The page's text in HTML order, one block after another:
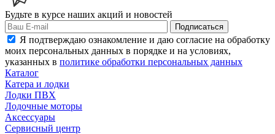
Будьте в курсе наших акций и новостей
Подписаться
Я подтверждаю ознакомление и даю согласие на обработку
моих персональных данных в порядке и на условиях,
указанных в политике обработки персональных данных
Каталог
Катера и лодки
Лодки ПВХ
Лодочные моторы
Аксессуары
Сервисный центр